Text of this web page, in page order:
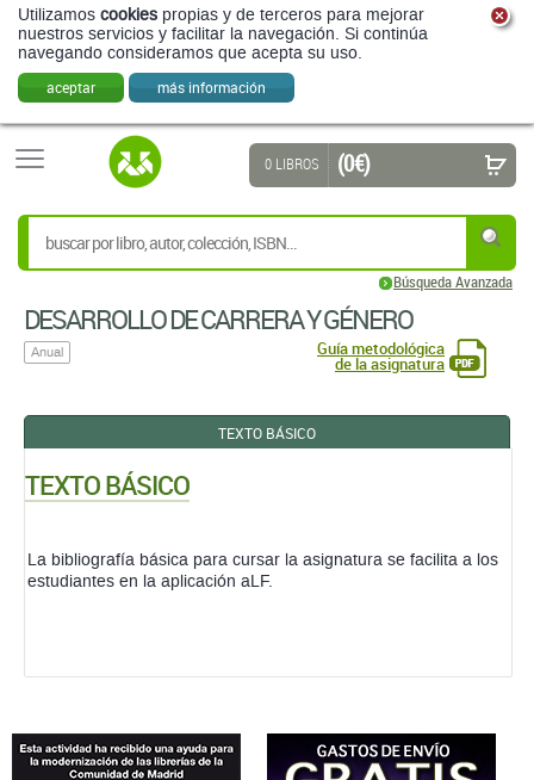
Utilizamos cookies propias y de terceros para mejorar
nuestros servicios y facilitar la navegación. Si continúa
navegando consideramos que acepta su uso.
aceptar más información
Búsqueda Avanzada
0 LIBROS (0 €)
DESARROLLO DE CARRERA Y GÉNERO
Anual Guía metodológica
de la asignatura
TEXTO BÁSICO
TEXTO BÁSICO
La bibliografía básica para cursar la asignatura se facilita a los
estudiantes en la aplicación aLF.